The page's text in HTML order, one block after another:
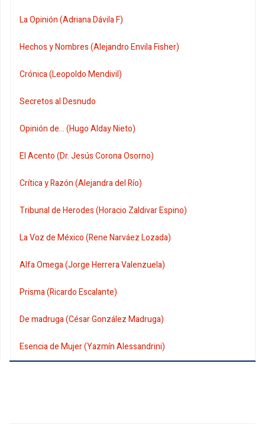
La Opinión (Adriana Dávila F)
Hechos y Nombres (Alejandro Envila Fisher)
Crónica (Leopoldo Mendivil)
Secretos al Desnudo
Opinión de... (Hugo Alday Nieto)
El Acento (Dr. Jesús Corona Osorno)
Crítica y Razón (Alejandra del Río)
Tribunal de Herodes (Horacio Zaldivar Espino)
La Voz de México (Rene Narváez Lozada)
Alfa Omega (Jorge Herrera Valenzuela)
Prisma (Ricardo Escalante)
De madruga (César González Madruga)
Esencia de Mujer (Yazmín Alessandrini)